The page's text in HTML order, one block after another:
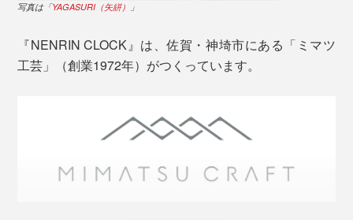
『NENRIN』の家具シリーズや、『M.SCOOP』でおな
杉の木は、年輪の真ん中周辺（芯材）は赤く、周り（辺
材）は白い特徴があります。
写真は「YAGASURI（矢絣） 」
『NENRIN CLOCK』は、佐賀・神埼市にある「ミマツ
工芸」（創業1972年）がつくっています。